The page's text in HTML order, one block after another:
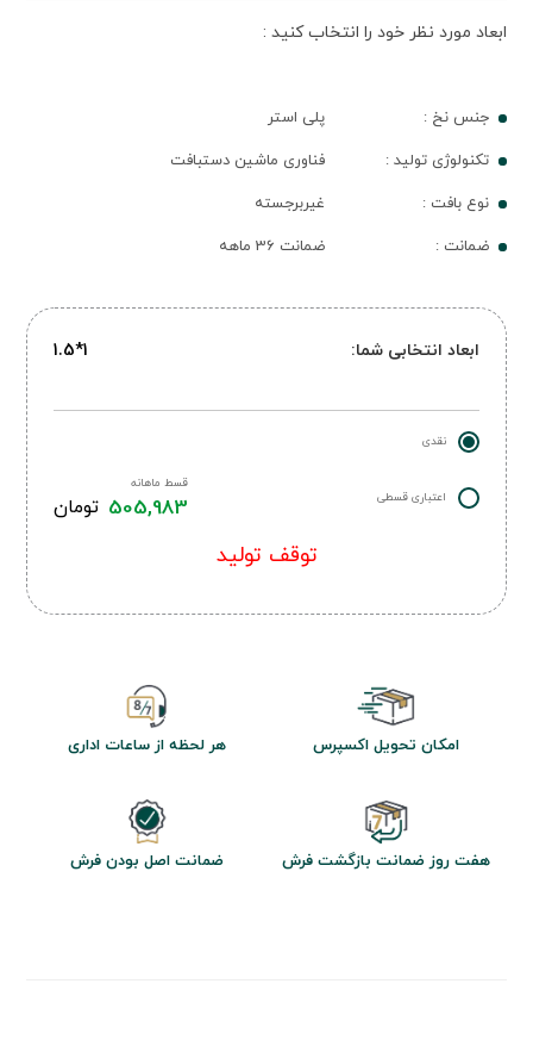
جنس نخ :
پلی استر
تکنولوژی تولید :
فناوری ماشین دستبافت
نوع بافت :
غیربرجسته
ضمانت :
ضمانت 36 ماهه
ابعاد مورد نظر خود را انتخاب کنید :
ابعاد انتخابی شما: 1*1.5
نقدی
اعتباری قسطی
قسط ماهانه
505,983 تومان
توقف تولید
امکان تحویل اکسپرس هر لحظه از ساعات اداری
هفت روز ضمانت بازگشت فرش ضمانت اصل بودن فرش